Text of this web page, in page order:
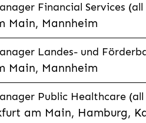
Financial Services (all
Main, Mannheim
Landes- und
Main, Mannheim
Public Healthcare (all
am Main, Hamburg,